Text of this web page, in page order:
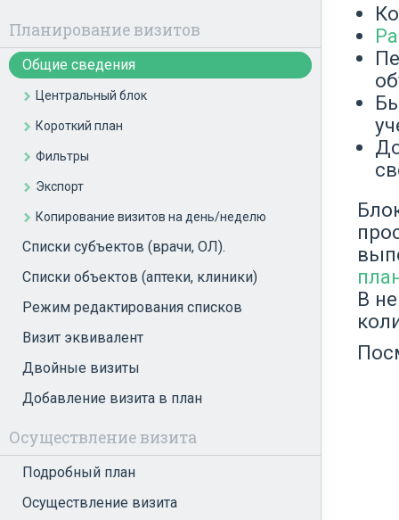
Планирование визитов
Общие сведения
Центральный блок
Короткий план
Фильтры
Экспорт
Копирование визитов на день/неделю
Списки субъектов (врачи, ОЛ).
Списки объектов (аптеки, клиники)
Режим редактирования списков
Визит эквивалент
Двойные визиты
Добавление визита в план
Осуществление визита
Подробный план
Осуществление визита
В